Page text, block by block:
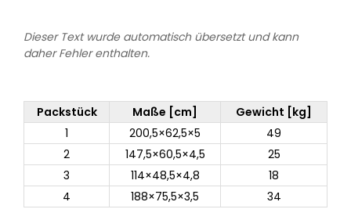
Dieser Text wurde automatisch übersetzt und kann
daher Fehler enthalten.
Packstück Maße [cm]
Gewicht [kg]
1
200,5×62,5×5
49
2
147,5×60,5×4,5
25
3
114×48,5×4,8
18
4
188×75,5×3,5 34